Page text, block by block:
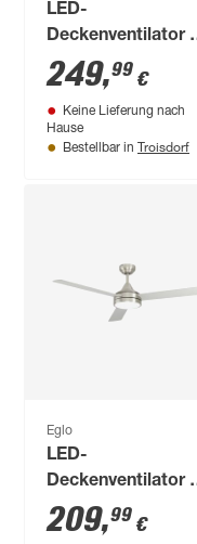
LED-
Deckenventilator
Beleuchtung
'Sesimbra' 19 W
2300 lm RGB -
tunable white Ø
249,99 €
Keine Lieferung nach
Hause
Bestellbar in Troisdorf
Eglo
LED-
Deckenventilator
Beleuchtung
'Sesimbra' 19 W
209,99 €